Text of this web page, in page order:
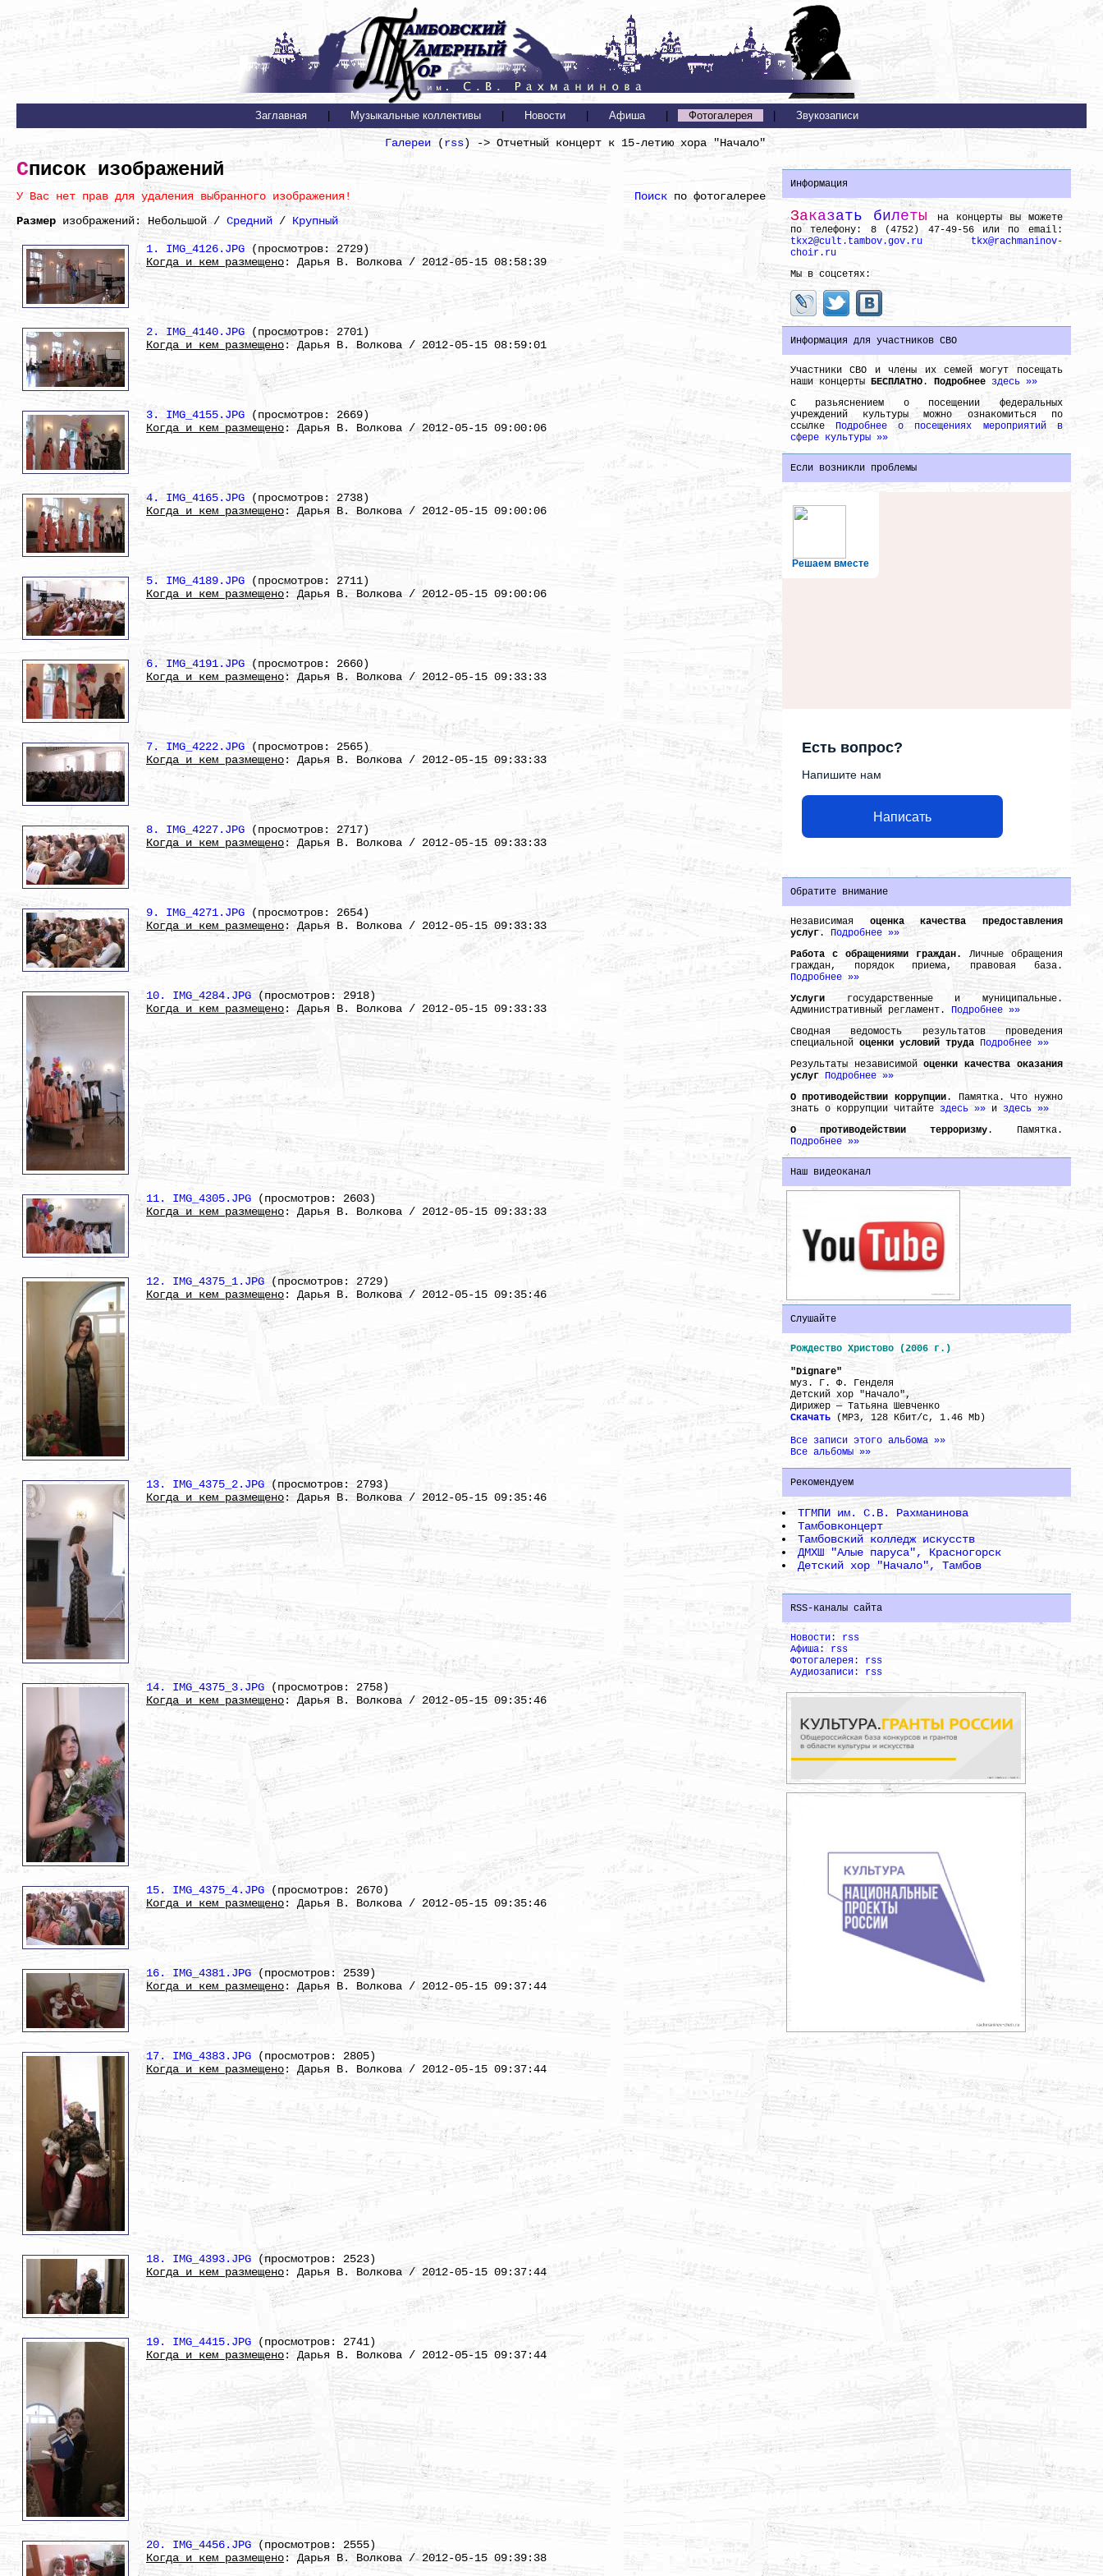
Заглавная Музыкальные коллективы Новости Афиша Фотогалерея Звукозаписи
Галереи(rss) -> Отчетный концерт к 15-летию хора "Начало"
Список изображений
Поискпо фотогалерее
У Вас нет прав для удаления выбранного изображения!
Размер изображений: Небольшой / Средний / Крупный
1. IMG_4126.JPG (просмотров: 2729)
Когда и кем размещено: Дарья В. Волкова / 2012-05-15 08:58:39
2. IMG_4140.JPG (просмотров: 2701)
Когда и кем размещено: Дарья В. Волкова / 2012-05-15 08:59:01
3. IMG_4155.JPG (просмотров: 2669)
Когда и кем размещено: Дарья В. Волкова / 2012-05-15 09:00:06
4. IMG_4165.JPG (просмотров: 2738)
Когда и кем размещено: Дарья В. Волкова / 2012-05-15 09:00:06
5. IMG_4189.JPG (просмотров: 2711)
Когда и кем размещено: Дарья В. Волкова / 2012-05-15 09:00:06
6. IMG_4191.JPG (просмотров: 2660)
Когда и кем размещено: Дарья В. Волкова / 2012-05-15 09:33:33
7. IMG_4222.JPG (просмотров: 2565)
Когда и кем размещено: Дарья В. Волкова / 2012-05-15 09:33:33
8. IMG_4227.JPG (просмотров: 2717)
Когда и кем размещено: Дарья В. Волкова / 2012-05-15 09:33:33
9. IMG_4271.JPG (просмотров: 2654)
Когда и кем размещено: Дарья В. Волкова / 2012-05-15 09:33:33
10. IMG_4284.JPG (просмотров: 2918)
Когда и кем размещено: Дарья В. Волкова / 2012-05-15 09:33:33
11. IMG_4305.JPG (просмотров: 2603)
Когда и кем размещено: Дарья В. Волкова / 2012-05-15 09:33:33
12. IMG_4375_1.JPG (просмотров: 2729)
Когда и кем размещено: Дарья В. Волкова / 2012-05-15 09:35:46
13. IMG_4375_2.JPG (просмотров: 2793)
Когда и кем размещено: Дарья В. Волкова / 2012-05-15 09:35:46
14. IMG_4375_3.JPG (просмотров: 2758)
Когда и кем размещено: Дарья В. Волкова / 2012-05-15 09:35:46
15. IMG_4375_4.JPG (просмотров: 2670)
Когда и кем размещено: Дарья В. Волкова / 2012-05-15 09:35:46
16. IMG_4381.JPG (просмотров: 2539)
Когда и кем размещено: Дарья В. Волкова / 2012-05-15 09:37:44
17. IMG_4383.JPG (просмотров: 2805)
Когда и кем размещено: Дарья В. Волкова / 2012-05-15 09:37:44
18. IMG_4393.JPG (просмотров: 2523)
Когда и кем размещено: Дарья В. Волкова / 2012-05-15 09:37:44
19. IMG_4415.JPG (просмотров: 2741)
Когда и кем размещено: Дарья В. Волкова / 2012-05-15 09:37:44
20. IMG_4456.JPG (просмотров: 2555)
Когда и кем размещено: Дарья В. Волкова / 2012-05-15 09:39:38
Информация
Заказать билеты
на концерты вы можете
по телефону: 8 (4752) 47-49-56 или по email:
tkx2@cult.tambov.gov.ru
tkx@rachmaninov-
choir.ru
Мы в соцсетях:
Информация для участников СВО
Участники СВО и члены их семей могут посещать
наши концерты БЕСПЛАТНО. Подробнее здесь »»
С разьяснением о посещении федеральных
учреждений культуры можно ознакомиться по
ссылке Подробнее о посещениях мероприятий в
сфере культуры »»
Если возникли проблемы
Решаем вместе
Есть вопрос?
Напишите нам
Написать
Обратите внимание
Независимая оценка качества предоставления
услуг. Подробнее »»
Работа с обращениями граждан.
Личные обращения
граждан, порядок приема, правовая база.
Подробнее »»
Услуги
государственные и муниципальные.
Административный регламент. Подробнее »»
Сводная ведомость результатов проведения
специальной оценки условий труда Подробнее »»
Результаты независимойоценки качества оказания
услуг Подробнее »»
О противодействии коррупции. Памятка. Что нужно
знать о коррупции читайте здесь »»и здесь »»
О противодействии терроризму. Памятка.
Подробнее »»
Наш видеоканал
Слушайте
Рождество Христово (2006 г.)
"Dignare"
муз. Г. Ф. Генделя
Детский хор "Начало",
Дирижер — Татьяна Шевченко
Скачать(MP3, 128 Кбит/с, 1.46 Mb)
Все записи этого альбома »»
Все альбомы »»
Рекомендуем
ТГМПИ им. С.В. Рахманинова
Тамбовконцерт
Тамбовский колледж искусств
ДМХШ "Алые паруса", Красногорск
Детский хор "Начало", Тамбов
RSS-каналы сайта
Новости: rss
Афиша: rss
Фотогалерея: rss
Аудиозаписи: rss